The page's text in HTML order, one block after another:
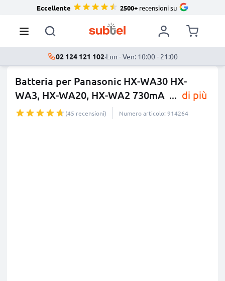
Eccellente 2500+recensioni su
02 124 121 102·Lun - Ven: 10:00 - 21:00
Batteria per Panasonic HX-WA30 HX-
WA3, HX-WA20, HX-WA2 730mA ... di più
(45 recensioni) Numero articolo: 914264